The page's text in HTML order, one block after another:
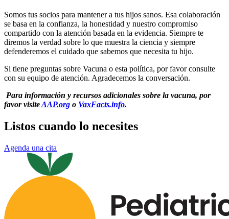
Somos tus socios para mantener a tus hijos sanos. Esa colaboración
se basa en la confianza, la honestidad y nuestro compromiso
compartido con la atención basada en la evidencia. Siempre te
diremos la verdad sobre lo que muestra la ciencia y siempre
defenderemos el cuidado que sabemos que necesita tu hijo.
Si tiene preguntas sobre Vacuna o esta política, por favor consulte
con su equipo de atención. Agradecemos la conversación.
Para información y recursos adicionales sobre la vacuna, por
favor visiteAAP.org o VaxFacts.info.
Listos cuando lo necesites
Agenda una cita